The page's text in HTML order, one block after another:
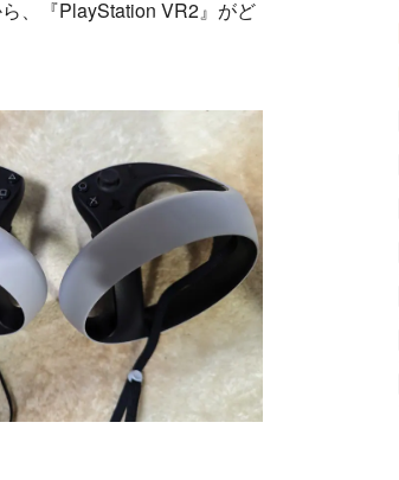
、『PlayStation VR2』がど